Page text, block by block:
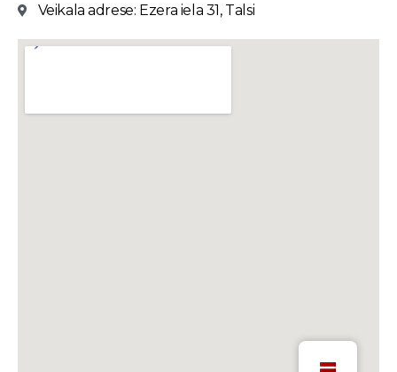
Veikala adrese: Ezera iela 31, Talsi